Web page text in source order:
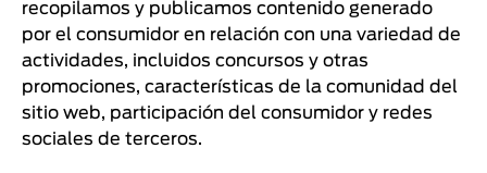
recopilamos y publicamos contenido generado
por el consumidor en relación con una variedad de
actividades, incluidos concursos y otras
promociones, características de la comunidad del
sitio web, participación del consumidor y redes
sociales de terceros.